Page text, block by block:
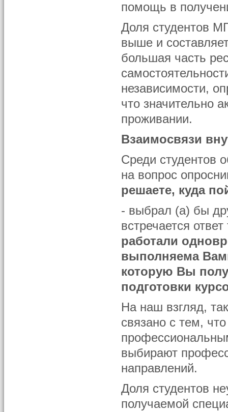
помощь в
Доля студентов
выше и
большая часть
независимости,
что значительно
проживании.
Взаимосвязи
Среди студентов
на вопрос
решаете, куда
- выбрал (а) бы
встречается
работали
выполняема
которую Вы
подготовки
На наш взгляд,
связано с тем,
выбирают
направлений.
Доля студентов
получаемой